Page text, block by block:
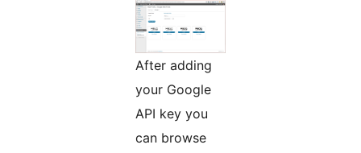
After adding
your Google
API key you
can browse